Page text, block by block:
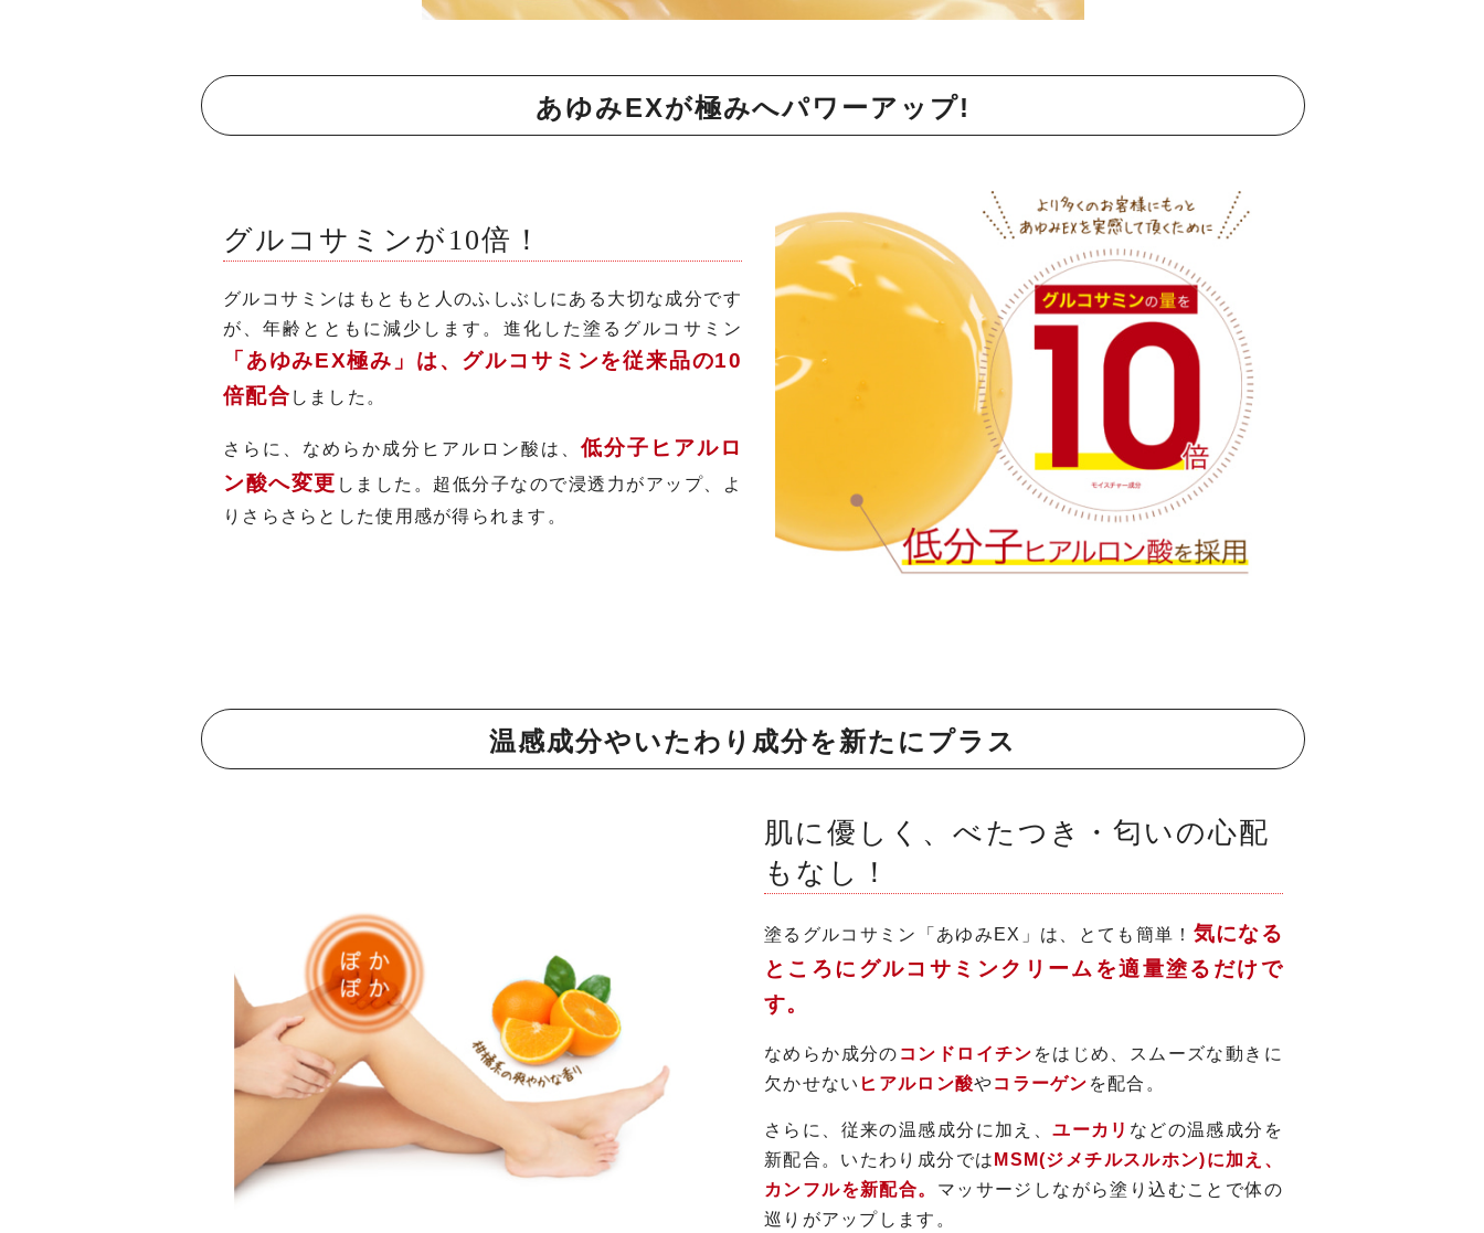
あゆみEXが極みへパワーアップ!
グルコサミンが10倍！
グルコサミンはもともと人のふしぶしにある大切な成分です
が、年齢とともに減少します。進化した塗るグルコサミン
「あゆみEX極み」は、グルコサミンを従来品の10
倍配合しました。
さらに、なめらか成分ヒアルロン酸は、 低分子ヒアルロ
ン酸へ変更 しました。超低分子なので浸透力がアップ、よ
りさらさらとした使用感が得られます。
温感成分やいたわり成分を新たにプラス
肌に優しく、べたつき・匂いの心配
もなし！
塗るグルコサミン「あゆみEX」は、とても簡単！ 気になる
ところにグルコサミンクリームを適量塗るだけで
す。
なめらか成分の コンドロイチン をはじめ、スムーズな動きに
欠かせない ヒアルロン酸やコラーゲン を配合。
さらに、従来の温感成分に加え、ユーカリ などの温感成分を
新配合。いたわり成分では MSM(ジメチルスルホン)に加え、
カンフルを新配合。 マッサージしながら塗り込むことで体の
巡りがアップします。